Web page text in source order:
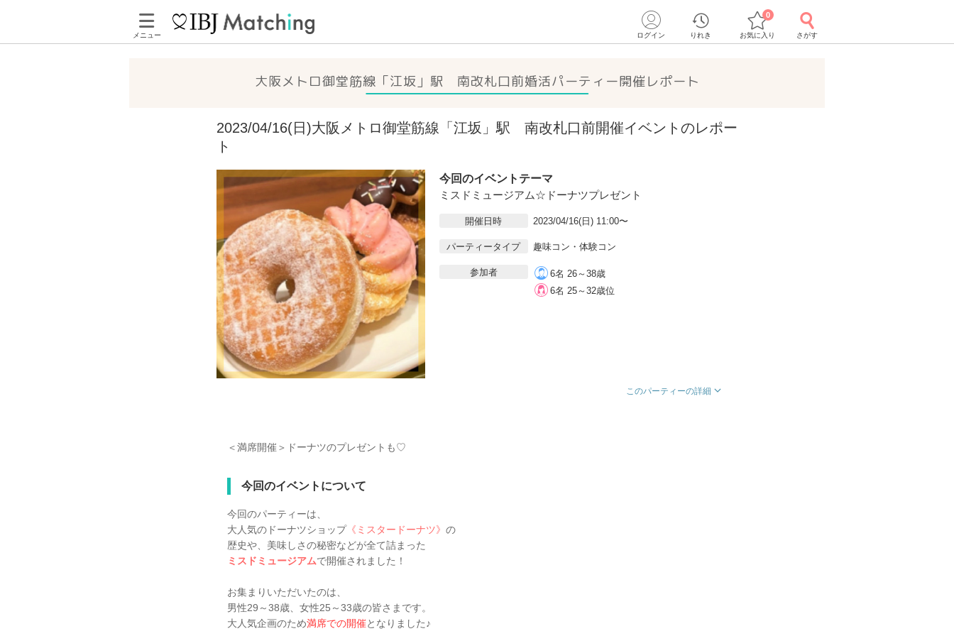
メニュー ログイン りれき お気に入り
0
さがす
大阪メトロ御堂筋線「江坂」駅 南改札口前婚活パーティー開催レポート
2023/04/16(日)大阪メトロ御堂筋線「江坂」駅 南改札口前開催イベントのレポー
ト
今回のイベントテーマ
ミスドミュージアム☆ドーナツプレゼント
開催日時 2023/04/16(日) 11:00〜
パーティータイプ 趣味コン・体験コン
参加者
6名 26～38歳
6名 25～32歳位
このパーティーの詳細
＜満席開催＞ドーナツのプレゼントも♡
今回のイベントについて
今回のパーティーは、
大人気のドーナツショップ《 ミスタードーナツ》 の
歴史や、美味しさの秘密などが全て詰まった
ミスドミュージアムで開催されました！
お集まりいただいたのは、
男性29～38歳、女性25～33歳の皆さまです。
大人気企画のため満席での開催となりました♪